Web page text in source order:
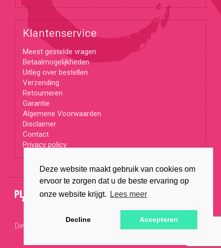
Deze website maakt gebruik van cookies om
ervoor te zorgen dat u de beste ervaring op
onze website krijgt.
Lees meer
Decline Accepteren
Klantenservice
Meest gestelde vragen
Betaalmogelijkheden
Uitleg over bestellen
Verzending
Retourneren
Garantie
Algemene Voorwaarden
Disclaimer
Contact
Privacy policy
© Copyright 2026
Developed by